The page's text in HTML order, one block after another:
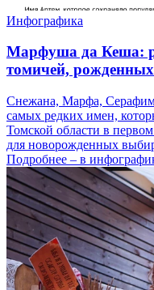
Инфографика
Марфуша да Кеша:
томичей,
Снежана, Марфа,
самых редких имен,
Томской области в
для новорожденных
Подробнее – в